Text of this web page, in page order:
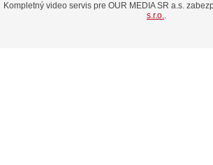
Kompletný video servis pre OUR MEDIA SR a.s.
s.r.o..